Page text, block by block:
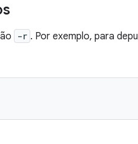
-r . Por exemplo, para